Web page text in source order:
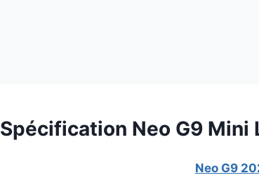
Spécification Neo G9 Mini
Neo G9